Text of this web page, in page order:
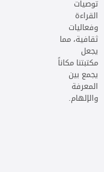
توصيات
القراءة
وفعاليات
ثقافية، مما
يجعل
مكتبتنا مكاناً
يجمع بين
المعرفة
والإلهام.